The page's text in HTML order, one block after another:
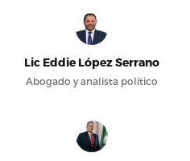
Lic Eddie López Serrano
Abogado y analista político